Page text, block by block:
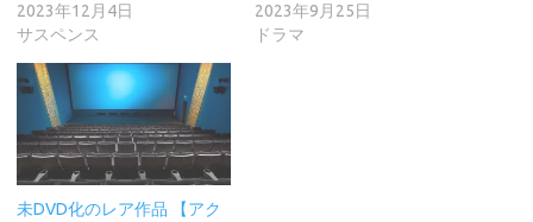
2023年12月4日
サスペンス
2023年9月25日
ドラマ
未DVD化のレア作品 【アク